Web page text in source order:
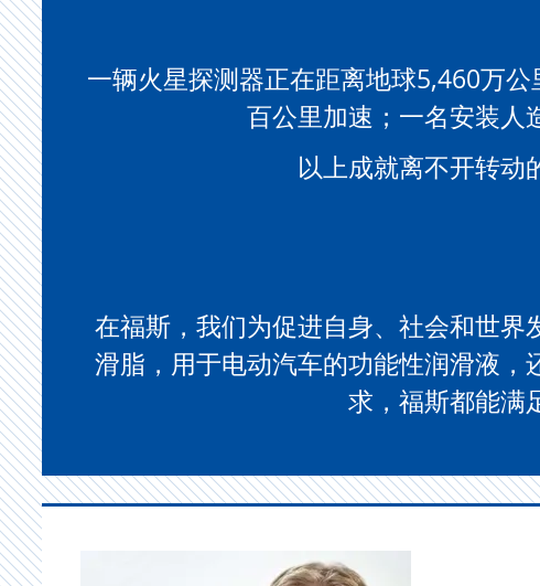
一辆火星探测器正在距离地球5,460万
百公里加速；一名安装人
以上成就离不开转动
在福斯，我们为促进自身、社会和世
滑脂，用于电动汽车的功能性润滑液
求，福斯都能满